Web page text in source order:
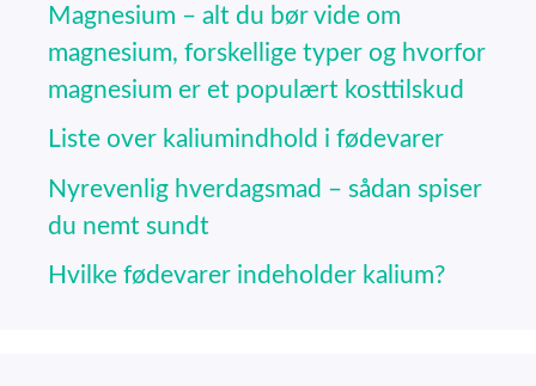
Magnesium – alt du bør vide om
magnesium, forskellige typer og hvorfor
magnesium er et populært kosttilskud
Liste over kaliumindhold i fødevarer
Nyrevenlig hverdagsmad – sådan spiser
du nemt sundt
Hvilke fødevarer indeholder kalium?